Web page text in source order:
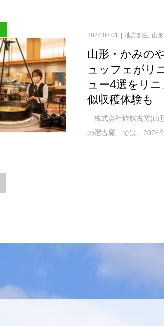
2024.08.01
地方創生, 山形
山形・かみの
ュッフェがリ
ュー4選をリ
似収穫体験も
株式会社旅館古窯(山
の宿古窯」では、2024